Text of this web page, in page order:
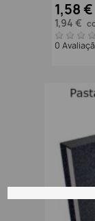
1,58 €
1,94 €
0